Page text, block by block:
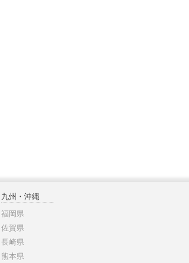
九州・沖縄
福岡県
佐賀県
長崎県
熊本県